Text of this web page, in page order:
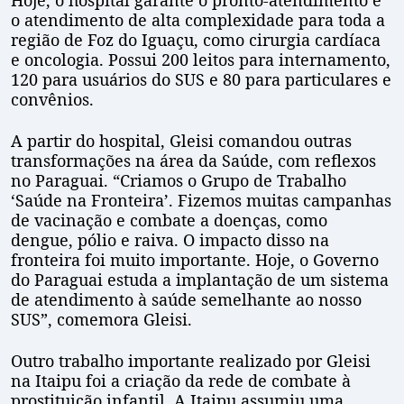
o atendimento de alta complexidade para toda a
região de Foz do Iguaçu, como cirurgia cardíaca
e oncologia. Possui 200 leitos para internamento,
120 para usuários do SUS e 80 para particulares e
convênios.
A partir do hospital, Gleisi comandou outras
transformações na área da Saúde, com reflexos
no Paraguai. “Criamos o Grupo de Trabalho
‘Saúde na Fronteira’. Fizemos muitas campanhas
de vacinação e combate a doenças, como
dengue, pólio e raiva. O impacto disso na
fronteira foi muito importante. Hoje, o Governo
do Paraguai estuda a implantação de um sistema
de atendimento à saúde semelhante ao nosso
SUS”, comemora Gleisi.
Outro trabalho importante realizado por Gleisi
na Itaipu foi a criação da rede de combate à